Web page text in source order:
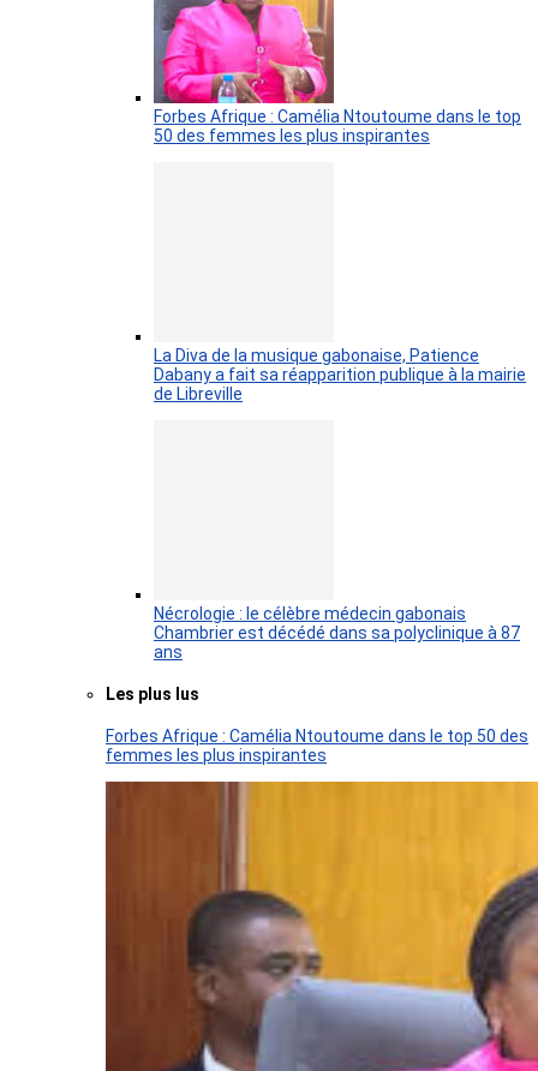
Forbes Afrique : Camélia Ntoutoume dans le top
50 des femmes les plus inspirantes
La Diva de la musique gabonaise, Patience
Dabany a fait sa réapparition publique à la mairie
de Libreville
Nécrologie : le célèbre médecin gabonais
Chambrier est décédé dans sa polyclinique à 87
ans
Les plus lus
Forbes Afrique : Camélia Ntoutoume dans le top 50 des
femmes les plus inspirantes